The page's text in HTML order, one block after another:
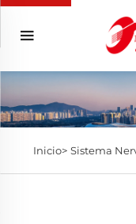
Inicio> Sistema